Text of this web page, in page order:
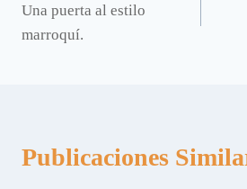
de
Una puerta al estilo
marroquí.
Publicaciones